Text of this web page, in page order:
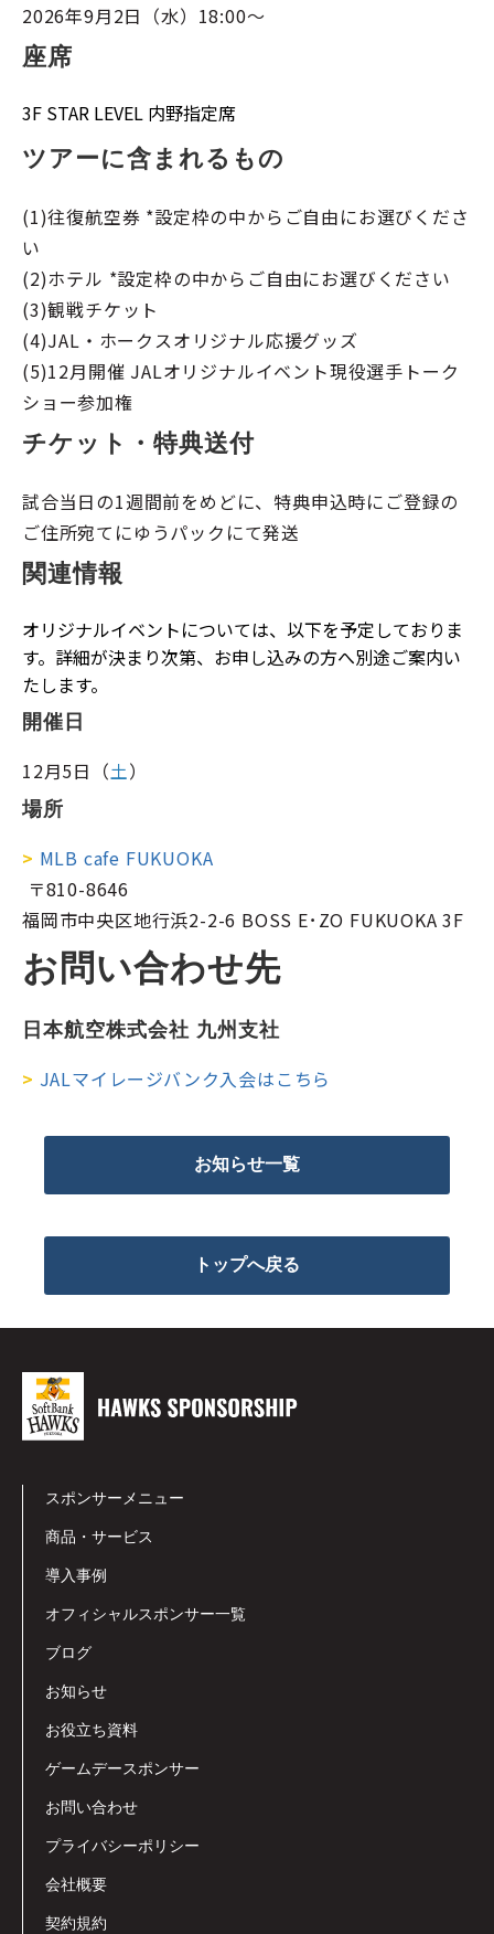
2026年9月2日（水）18:00～
座席
3F STAR LEVEL 内野指定席
ツアーに含まれるもの
(1)往復航空券 *設定枠の中からご自由にお選びくださ
い
(2)ホテル *設定枠の中からご自由にお選びください
(3)観戦チケット
(4)JAL・ホークスオリジナル応援グッズ
(5)12月開催 JALオリジナルイベント現役選手トーク
ショー参加権
チケット・特典送付
試合当日の1週間前をめどに、特典申込時にご登録の
ご住所宛てにゆうパックにて発送
関連情報
オリジナルイベントについては、以下を予定しておりま
す。詳細が決まり次第、お申し込みの方へ別途ご案内い
たします。
開催日
12月5日（土）
場所
> MLB cafe FUKUOKA
〒810-8646
福岡市中央区地行浜2-2-6 BOSS E･ZO FUKUOKA 3F
お問い合わせ先
日本航空株式会社 九州支社
> JALマイレージバンク入会はこちら
お知らせ一覧
トップへ戻る
スポンサーメニュー
商品・サービス
導入事例
オフィシャルスポンサー一覧
ブログ
お知らせ
お役立ち資料
ゲームデースポンサー
お問い合わせ
プライバシーポリシー
会社概要
契約規約